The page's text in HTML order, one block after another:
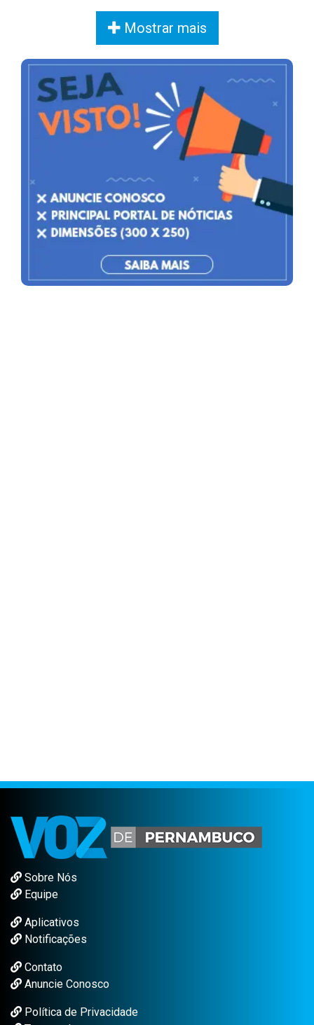
Mostrar mais
Sobre Nós
Equipe
Aplicativos
Notificações
Contato
Anuncie Conosco
Política de Privacidade